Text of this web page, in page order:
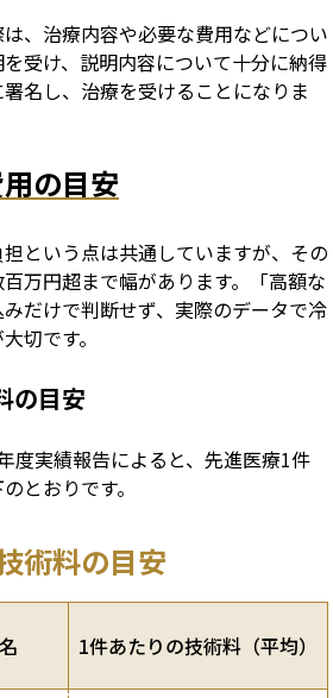
、治療内容や必要な費用などについ
受け、説明内容について十分に納得
名し、治療を受けることになりま
の目安
という点は共通していますが、その
万円超まで幅があります。「高額な
だけで判断せず、実際のデータで冷
切です。
の目安
度実績報告によると、先進医療1件
とおりです。
1件あたりの技術料（平均）
術料の目安